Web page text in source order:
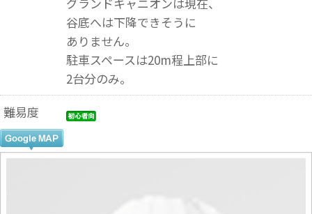
谷底へは下降できそうに
ありません。
駐車スペースは20m程上部に
2台分のみ。
難易度